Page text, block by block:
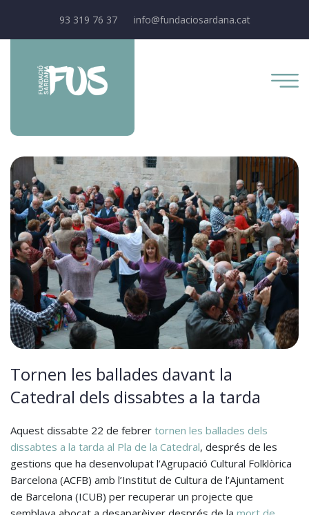
93 319 76 37 info@fundaciosardana.cat
Tornen les ballades davant la
Catedral dels dissabtes a la tarda
Aquest dissabte 22 de febrer tornen les ballades dels
dissabtes a la tarda al Pla de la Catedral, després de les
gestions que ha desenvolupat l’Agrupació Cultural Folklòrica
Barcelona (ACFB) amb l’Institut de Cultura de l’Ajuntament
de Barcelona (ICUB) per recuperar un projecte que